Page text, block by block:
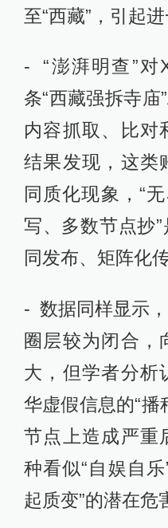
至“西藏”，引起进
- “澎湃明查”对
条“西藏强拆寺庙
内容抓取、比对
结果发现，这类
同质化现象，“
写、多数节点抄
同发布、矩阵化
- 数据同样显示
圈层较为闭合，
大，但学者分析
华虚假信息的“播
节点上造成严重
种看似“自娱自乐
起质变”的潜在危